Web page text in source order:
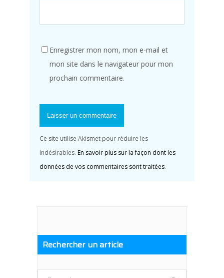
Enregistrer mon nom, mon e-mail et
mon site dans le navigateur pour mon
prochain commentaire.
Ce site utilise Akismet pour réduire les
indésirables. En savoir plus sur la façon dont les
données de vos commentaires sont traitées.
Rechercher un article